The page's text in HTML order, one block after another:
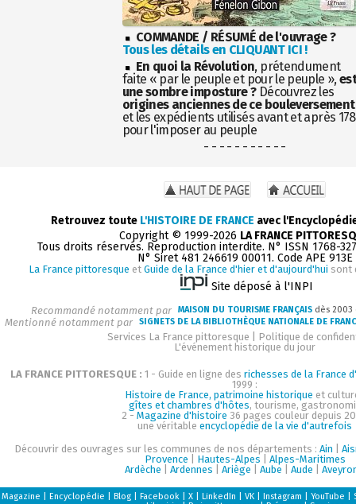
COMMANDE / RÉSUMÉ de l'ouvrage ?
Tous les détails en CLIQUANT ICI !
En quoi la Révolution, prétendument
faite « par le peuple et pour le peuple »,
une sombre imposture ?Découvrez les
origines anciennes de ce bouleversement
et les expédients utilisés avant et après
pour l'imposer au peuple
- - - - - - - - - - -
Retrouvez toute L'HISTOIRE DE FRANCE avec
Copyright © 1999-2026 LA FRANCE
Tous droits réservés. Reproduction interdite. N° ISSN 1768-
N° Siret 481 246619 00011. Code APE 913E
La France pittoresque et Guide de la France d'hier et d'aujourd'hui sont
Site déposé à l'INPI
Recommandé notamment par MAISON DU TOURISME FRANÇAIS dès
Mentionné notamment par SIGNETS DE LA BIBLIOTHÈQUE NATIONALE DE
Services La France pittoresque
Politique de
L'événement historique du jour
LA FRANCE PITTORESQUE : 1 - Guide en ligne des richesses de la France
1999 :
Histoire de France, patrimoine historique et
gîtes et chambres d'hôtes, tourisme,
2 - Magazine d'histoire 36 pages couleur depuis
une véritable encyclopédie de la vie d'autrefois
Découvrir des ouvrages sur les communes de nos départements : Ain
Provence
Hautes-Alpes
Alpes-Maritimes
Ardèche
Ardennes Ariège Aube Aude
Magazine Encyclopédie Blog| Facebook| X| LinkedIn VK| Instagram YouTube